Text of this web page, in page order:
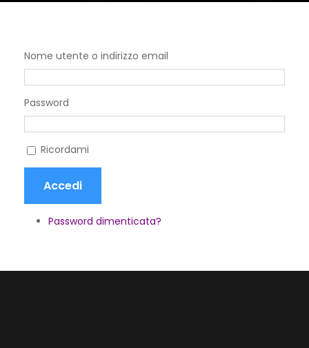
Nome utente o indirizzo email
Password
Ricordami
Accedi
Password dimenticata?